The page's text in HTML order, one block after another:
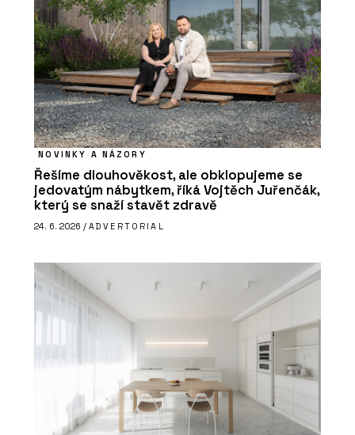
NOVINKY A NÁZORY
Řešíme dlouhověkost, ale obklopujeme se
jedovatým nábytkem, říká Vojtěch Juřenčák,
který se snaží stavět zdravě
24. 6. 2026 / ADVERTORIAL